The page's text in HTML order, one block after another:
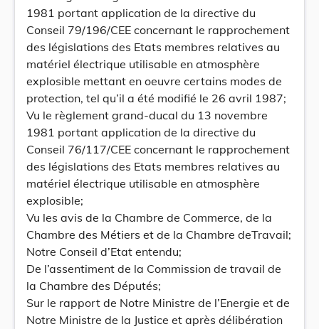
1981 portant application de la directive du
Conseil 79/196/CEE concernant le rapprochement
des législations des Etats membres relatives au
matériel électrique utilisable en atmosphère
explosible mettant en oeuvre certains modes de
protection, tel qu’il a été modifié le 26 avril 1987;
Vu le règlement grand-ducal du 13 novembre
1981 portant application de la directive du
Conseil 76/117/CEE concernant le rapprochement
des législations des Etats membres relatives au
matériel électrique utilisable en atmosphère
explosible;
Vu les avis de la Chambre de Commerce, de la
Chambre des Métiers et de la Chambre deTravail;
Notre Conseil d’Etat entendu;
De l’assentiment de la Commission de travail de
la Chambre des Députés;
Sur le rapport de Notre Ministre de l’Energie et de
Notre Ministre de la Justice et après délibération